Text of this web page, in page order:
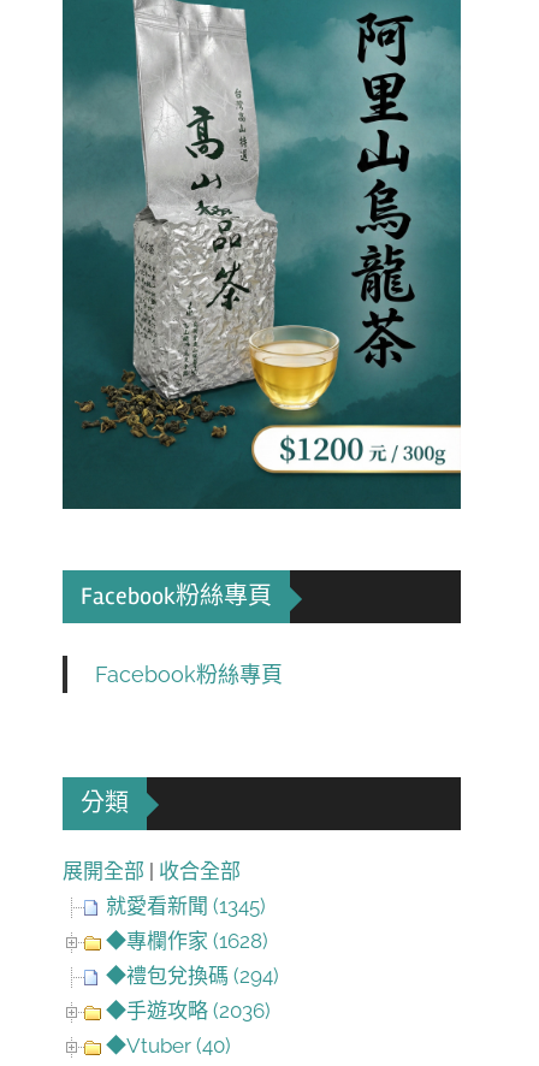
Facebook粉絲專頁
Facebook粉絲專頁
分類
展開全部 | 收合全部
就愛看新聞 (1345)
◆專欄作家 (1628)
◆禮包兌換碼 (294)
◆手遊攻略 (2036)
◆Vtuber (40)